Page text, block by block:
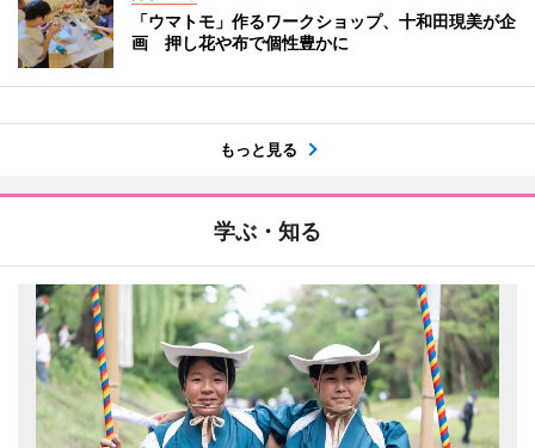
「ウマトモ」作るワークショップ、十和田現美が企
画 押し花や布で個性豊かに
もっと見る
学ぶ・知る